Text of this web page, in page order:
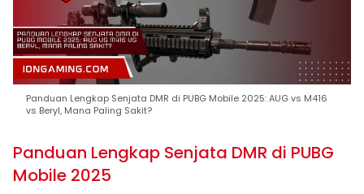
Panduan Lengkap Senjata DMR di PUBG Mobile 2025: AUG vs M416
vs Beryl, Mana Paling Sakit?
Panduan Lengkap Senjata DMR di PUBG
Mobile 2025